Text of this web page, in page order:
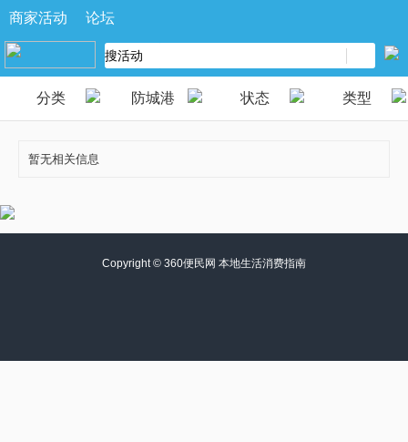
商家活动 论坛
分类 防城港 状态 类型
暂无相关信息
Copyright © 360便民网 本地生活消费指南